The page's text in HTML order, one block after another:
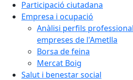
Participació ciutadana
Empresa i ocupació
Anàlisi perfils
empreses de l'Ametlla
Borsa de feina
Mercat Boig
Salut i benestar social